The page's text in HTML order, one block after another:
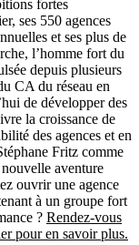
fortes
ses 550 agences
et ses plus de
l’homme fort du
depuis plusieurs
CA du réseau en
de développer des
la croissance de
des agences et en
Fritz comme
aventure
ouvrir une agence
à un groupe fort
? Rendez-vous
pour en savoir plus.